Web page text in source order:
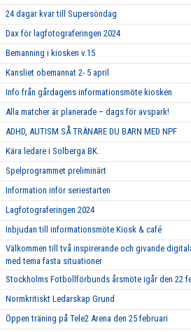
24 dagar kvar till Supersöndag
Dax för lagfotograferingen 2024
Bemanning i kiosken v.15
Kansliet obemannat 2- 5 april
Info från gårdagens informationsmöte kiosken
Alla matcher är planerade – dags för avspark!
ADHD, AUTISM SÅ TRÄNARE DU BARN MED NPF
Kära ledare i Solberga BK.
Spelprogrammet preliminärt
Information inför seriestarten
Lagfotograferingen 2024
Inbjudan till informationsmöte Kiosk & café
Välkommen till två inspirerande och givande
med tema fasta situationer
Stockholms Fotbollförbunds årsmöte igår den 22
Normkritiskt Ledarskap Grund
Öppen träning på Tele2 Arena den 25 februari